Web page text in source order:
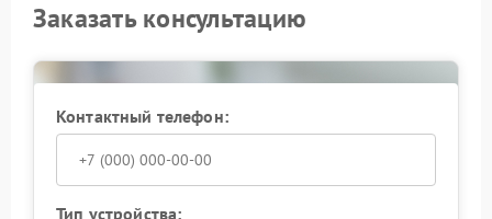
диагностику: проверят балансировку вентиляторов,
состояние подшипников, крепление внутренних
необходимости выполнят ремонт с заменой
точное выявление причины и восстановление
стабильной работы устройства.
Стабильность работы ИБП — залог его
долговечности и безопасности. Вибрация — не
просто шум, а признак потенциальных проблем. Не
Заказать консультацию
Контактный телефон:
Тип устройства: